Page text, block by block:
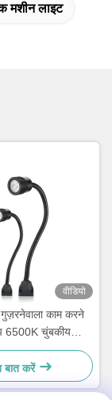
मशीन लाइट
वीडियो
काम करने
6500K चुंबकीय
लाइट IP67 रेटिंग
बात करें